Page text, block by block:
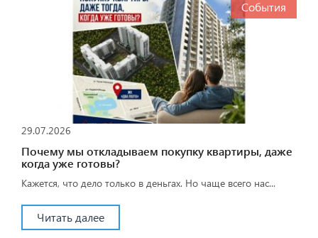
События
29.07.2026
Почему мы откладываем покупку квартиры, даже
когда уже готовы?
Кажется, что дело только в деньгах. Но чаще всего нас...
Читать далее